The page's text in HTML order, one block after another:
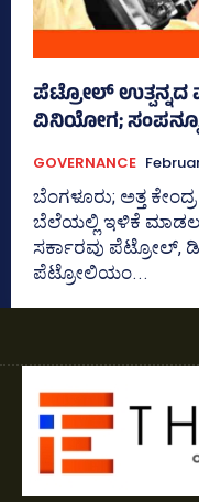
ಪೆಟ್ರೋಲ್‌ ಉತ್ಪನ್ನದ
ವಿನಿಯೋಗ;
GOVERNANCE
ಬೆಂಗಳೂರು; ಅತ್ತ
ಬೆಲೆಯಲ್ಲಿ ಇಳಿಕೆ ಮಾಡಲು
ಸರ್ಕಾರವು ಪೆಟ್ರೋಲ್‌,
ಪೆಟ್ರೋಲಿಯಂ...